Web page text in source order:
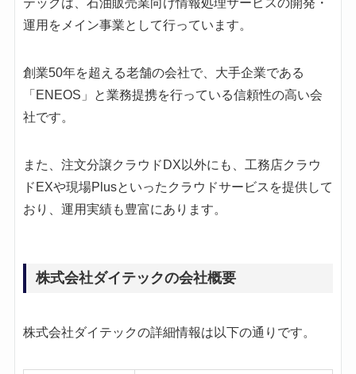
テックは、石油販売業向け情報処理サービスの開発・
運用をメイン事業として行っています。
創業50年を超える老舗の会社で、大手企業である
「ENEOS」と業務提携を行っている信頼性の高い会
社です。
また、注文分譲クラウドDX以外にも、工務店クラウ
ドEXや現場Plusといったクラウドサービスを提供して
おり、運用実績も豊富にあります。
株式会社ダイテックの会社概要
株式会社ダイテックの詳細情報は以下の通りです。